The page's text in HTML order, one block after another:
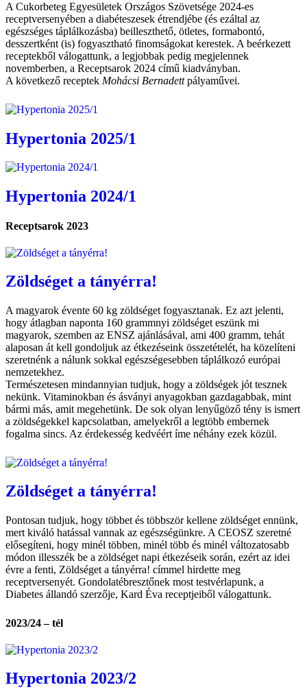
A Cukorbeteg Egyesületek Országos Szövetsége 2024-es
receptversenyében a diabéteszesek étrendjébe (és ezáltal az
egészséges táplálkozásba) beilleszthető, ötletes, formabontó,
desszertként (is) fogyasztható finomságokat kerestek. A beérkezett
receptekből válogattunk, a legjobbak pedig megjelennek
novemberben, a Receptsarok 2024 című kiadványban.
A következő receptek Mohácsi Bernadettpályaművei.
Hypertonia 2025/1
Hypertonia 2024/1
Receptsarok 2023
Zöldséget a tányérra!
A magyarok évente 60 kg zöldséget fogyasztanak. Ez azt jelenti,
hogy átlagban naponta 160 grammnyi zöldséget eszünk mi
magyarok, szemben az ENSZ ajánlásával, ami 400 gramm, tehát
alaposan át kell gondoljuk az étkezéseink összetételét, ha közelíteni
szeretnénk a nálunk sokkal egészségesebben táplálkozó európai
nemzetekhez.
Természetesen mindannyian tudjuk, hogy a zöldségek jót tesznek
nekünk. Vitaminokban és ásványi anyagokban gazdagabbak, mint
bármi más, amit megehetünk. De sok olyan lenyűgöző tény is ismert
a zöldségekkel kapcsolatban, amelyekről a legtöbb embernek
fogalma sincs. Az érdekesség kedvéért íme néhány ezek közül.
Zöldséget a tányérra!
Pontosan tudjuk, hogy többet és többször kellene zöldséget ennünk,
mert kiváló hatással vannak az egészségünkre. A CEOSZ szeretné
elősegíteni, hogy minél többen, minél több és minél változatosabb
módon illesszék be a zöldséget napi étkezéseik során, ezért az idei
évre a fenti, Zöldséget a tányérra! címmel hirdette meg
receptversenyét. Gondolatébresztőnek most testvérlapunk, a
Diabetes állandó szerzője, Kard Éva receptjeiből válogattunk.
2023/24 – tél
Hypertonia 2023/2